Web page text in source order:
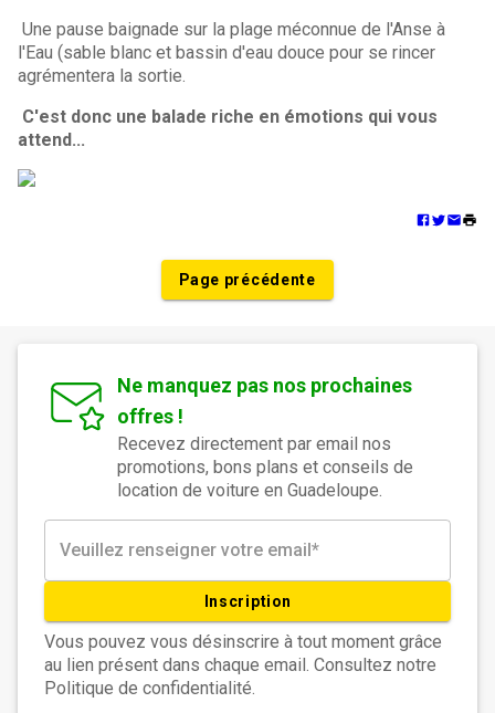
Une pause baignade sur la plage méconnue de l'Anse à
l'Eau (sable blanc et bassin d'eau douce pour se rincer
agrémentera la sortie.
C'est donc une balade riche en émotions qui vous
attend...
Page précédente
Ne manquez pas nos prochaines
offres !
Recevez directement par email nos
promotions, bons plans et conseils de
location de voiture en Guadeloupe.
Inscription
Vous pouvez vous désinscrire à tout moment grâce
au lien présent dans chaque email. Consultez notre
Politique de confidentialité.